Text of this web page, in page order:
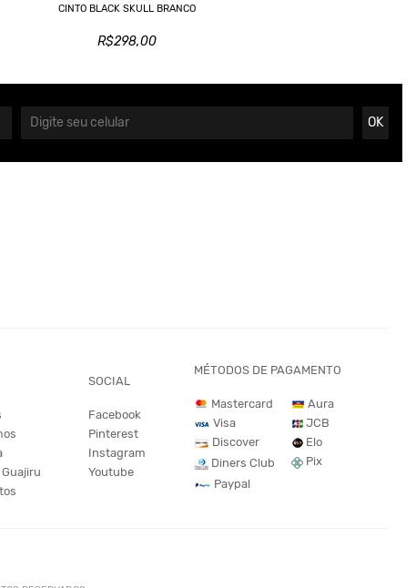
CINTO BLACK SKULL BRANCO
R$298,00
OK
SOCIAL
Facebook
Pinterest
Instagram
Youtube
MÉTODOS DE PAGAMENTO
Mastercard
Visa
Discover
Diners Club
Paypal
Aura
JCB
Elo
Pix